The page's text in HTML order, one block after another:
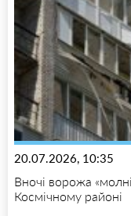
20.07.2026, 10:35
Вночі ворожа
Космічному районі